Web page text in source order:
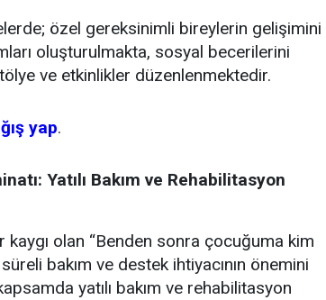
özel gereksinimli bireylerin gelişimini
oluşturulmakta, sosyal becerilerini
ve etkinlikler düzenlenmektedir.
yap.
Yatılı Bakım ve Rehabilitasyon
olan “Benden sonra çocuğuma kim
bakım ve destek ihtiyacının önemini
yatılı bakım ve rehabilitasyon